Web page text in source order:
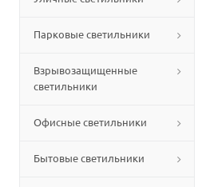
Парковые светильники
Взрывозащищенные
светильники
Офисные светильники
Бытовые светильники